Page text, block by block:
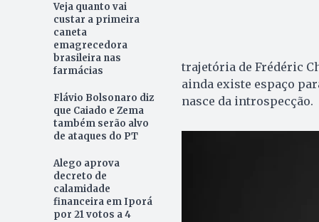
Veja quanto vai
custar a primeira
caneta
emagrecedora
brasileira nas
farmácias
Flávio Bolsonaro diz
que Caiado e Zema
também serão alvo
de ataques do PT
Alego aprova
decreto de
calamidade
financeira em Iporá
por 21 votos a 4
trajetória de Frédéric
ainda existe espaço
nasce da introspecção.